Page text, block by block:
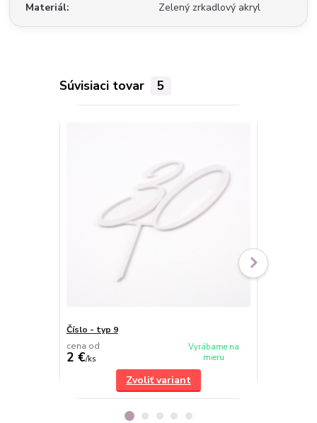
Materiál Zelený zrkadlový akryl
Súvisiaci tovar 5
Číslo - typ 9
cena od
2 €/ks
Vyrábame na
mieru
Zvoliť variant